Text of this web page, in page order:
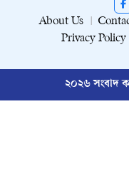
About Us
Privacy Policy
২০২৬ সংবাদ